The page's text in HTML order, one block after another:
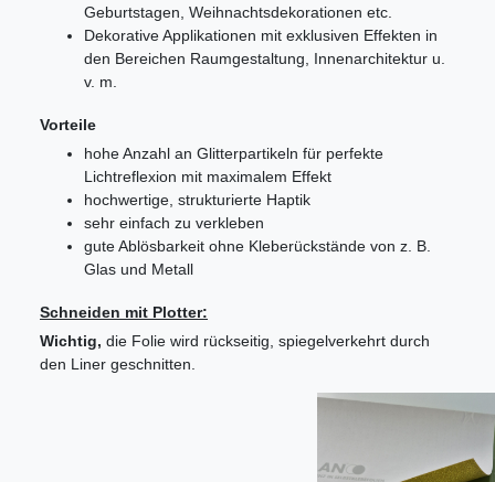
Geburtstagen, Weihnachtsdekorationen etc.
Dekorative Applikationen mit exklusiven Effekten in
den Bereichen Raumgestaltung, Innenarchitektur u.
v. m.
Vorteile
hohe Anzahl an Glitterpartikeln für perfekte
Lichtreflexion mit maximalem Effekt
hochwertige, strukturierte Haptik
sehr einfach zu verkleben
gute Ablösbarkeit ohne Kleberückstände von z. B.
Glas und Metall
Schneiden mit Plotter:
Wichtig, die Folie wird rückseitig, spiegelverkehrt durch
den Liner geschnitten.